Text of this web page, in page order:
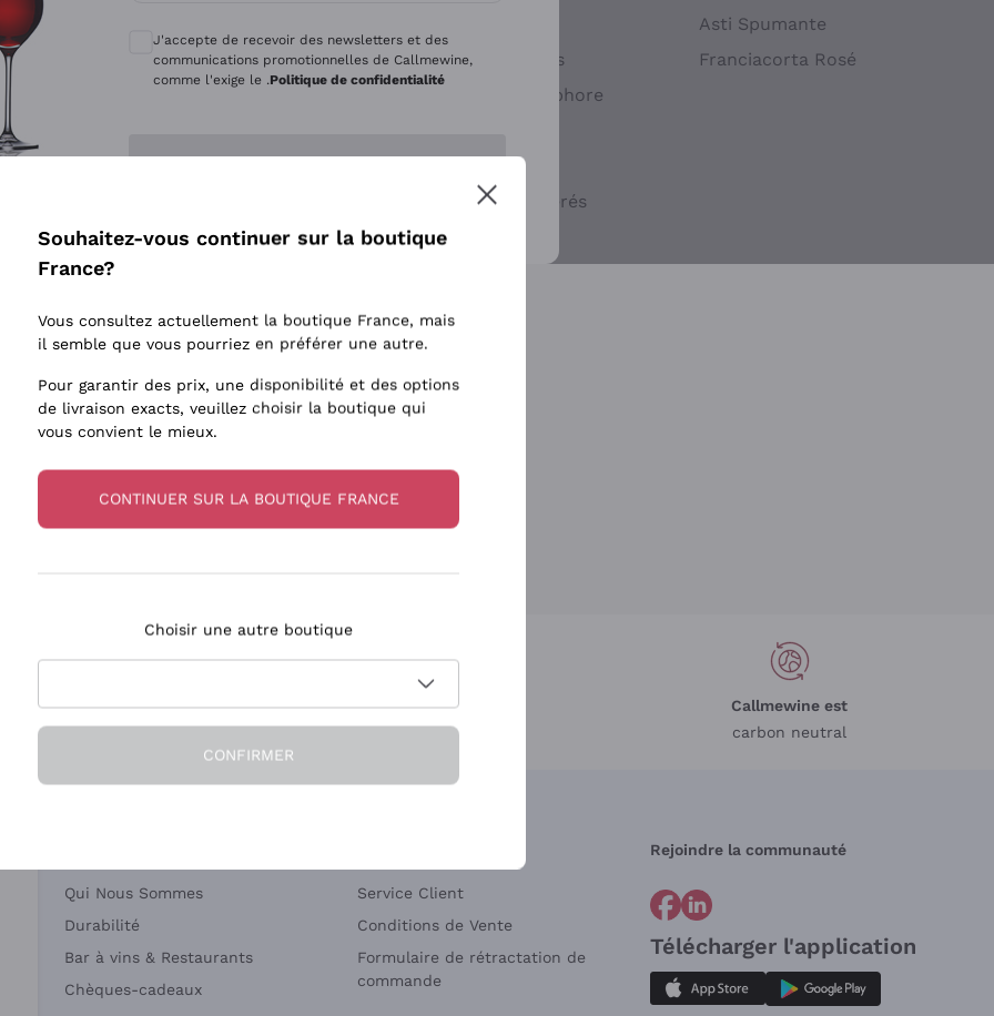
Mascarello Bartolo
Rinaldi Giuseppe
Tenuta San Leonardo
Alessandra Divella
Sedilesu
Ceretto
Levures indigènes
Vins Faits en Amphore
Vins Biologiques
Vins blancs macérés
Asti Spumante
Franciacorta Rosé
en 2-4 jours
en France
Paiement
en 3 fois
Callmewine est
carbon neutral
Qui Nous Sommes
Durabilité
Bar à vins & Restaurants
Chèques-cadeaux
Service Client
Conditions de Vente
Formulaire de rétractation de
commande
Rejoindre la communauté
Télécharger l'application
Consentements optionnels pour recevoir des communications et des offres personnalisées
J'accepte de recevoir des newsletters et des
communications promotionnelles de Callmewine,
comme l'exige le .Politique de confidentialité
Enregistre-moi
plus d'informations, veuillez lire notrePolitique de confidentialité
Souhaitez-vous continuer sur la boutique
France?
Vous consultez actuellement la boutique France, mais
il semble que vous pourriez en préférer une autre.
Pour garantir des prix, une disponibilité et des options
de livraison exacts, veuillez choisir la boutique qui
vous convient le mieux.
CONTINUER SUR LA BOUTIQUE FRANCE
Choisir une autre boutique
CONFIRMER